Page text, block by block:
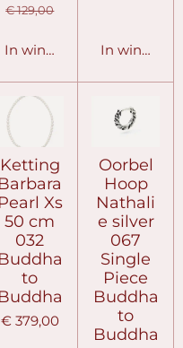
€ 129,00
In winkelwagen
In
Ketting
Barbara
Pearl Xs
50 cm
032
Buddha
to
Buddha
€ 379,00
Oorbel
Hoop
Nathali
e silver
067
Single
Piece
Buddha
to
Buddha